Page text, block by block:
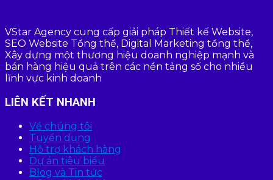
VStar Agency cung cấp giải pháp Thiết kế Website,
SEO Website Tổng thể, Digital Marketing tổng thể,
Xây dựng một thương hiệu doanh nghiệp mạnh và
bán hàng hiệu quả trên các nền tảng số cho nhiều
lĩnh vực kinh doanh
LIÊN KẾT NHANH
Về chúng tôi
Tuyển dụng
Hỗ trợ khách hàng
Dự án tiêu biểu
Blog và Tin tức